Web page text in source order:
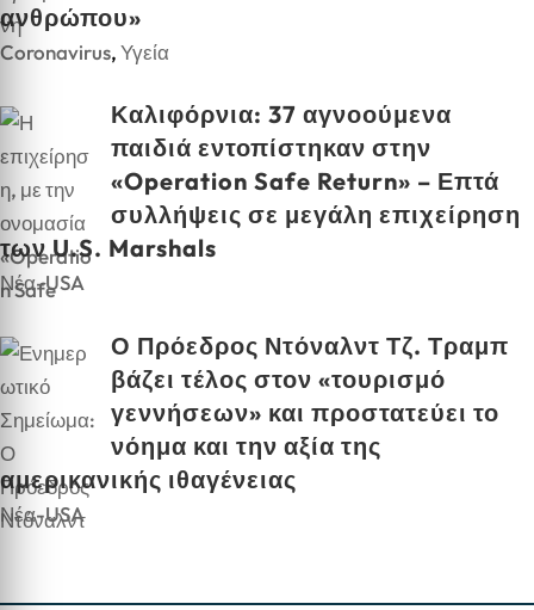
ανθρώπου»
Coronavirus,Υγεία
Καλιφόρνια: 37 αγνοούμενα
παιδιά εντοπίστηκαν στην
«Operation Safe Return» – Επτά
συλλήψεις σε μεγάλη επιχείρηση
των U.S. Marshals
Νέα-USA
Ο Πρόεδρος Ντόναλντ Τζ. Τραμπ
βάζει τέλος στον «τουρισμό
γεννήσεων» και προστατεύει το
νόημα και την αξία της
αμερικανικής ιθαγένειας
Νέα-USA